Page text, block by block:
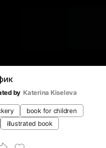
by Katerina Kiseleva
book for children
illustrated book